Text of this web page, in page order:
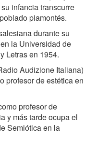
infancia transcurre
piamontés.
durante su
la Universidad de
Letras en 1954.
Audizione Italiana)
profesor de estética en
profesor de
y más tarde ocupa el
Semiótica en la